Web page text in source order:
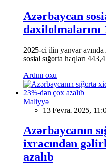
Azərbaycan
daxilolmalarını
2025-ci ilin yanvar
sosial sığorta haqları
Ardını oxu
Maliyyə
13 Fevral 2025,
Azərbaycanın
ixracından
azalıb